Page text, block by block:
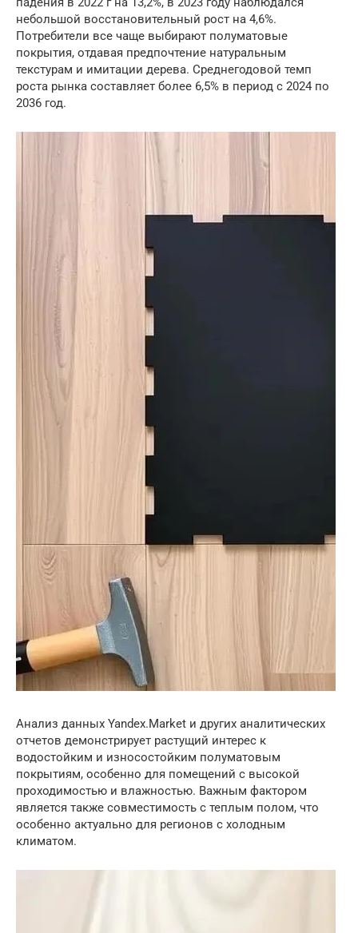
небольшой восстановительный рост на 4,6%.
Потребители все чаще выбирают полуматовые
покрытия, отдавая предпочтение натуральным
текстурам и имитации дерева. Среднегодовой темп
роста рынка составляет более 6,5% в период с 2024 по
2036 год.
Анализ данных Yandex.Market и других аналитических
отчетов демонстрирует растущий интерес к
водостойким и износостойким полуматовым
покрытиям, особенно для помещений с высокой
проходимостью и влажностью. Важным фактором
является также совместимость с теплым полом, что
особенно актуально для регионов с холодным
климатом.